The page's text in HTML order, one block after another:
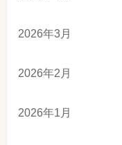
2026年3月
2026年2月
2026年1月